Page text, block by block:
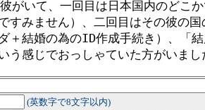
(英数字で8文字以内)